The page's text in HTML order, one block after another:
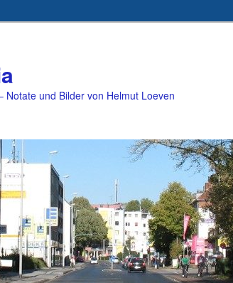
Notate und Bilder von Helmut Loeven